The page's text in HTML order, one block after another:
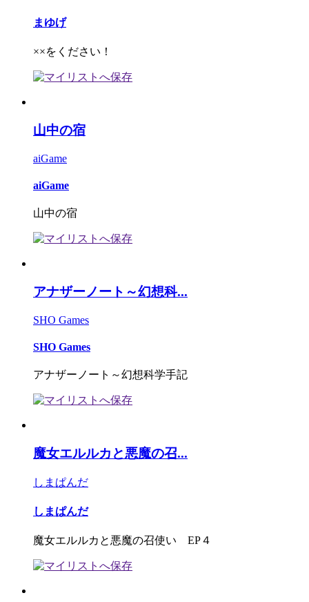
まゆげ
××をください！
山中の宿
aiGame
aiGame
山中の宿
アナザーノート～幻想科...
SHO Games
SHO Games
アナザーノート～幻想科学手記
魔女エルルカと悪魔の召...
しまぱんだ
しまぱんだ
魔女エルルカと悪魔の召使い EP４